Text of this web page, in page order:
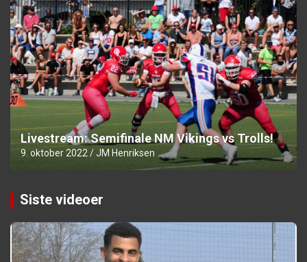
Livestream: Semifinale NM Vikings vs Trolls!
9. oktober 2022 JM Henriksen
Siste videoer